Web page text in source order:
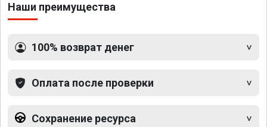
Наши преимущества
100% возврат денег
Оплата после проверки
Сохранение ресурса